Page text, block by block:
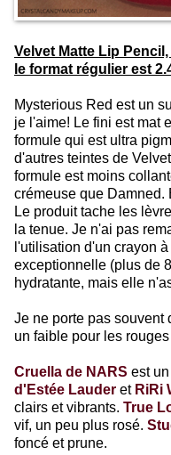
Velvet Matte Lip
le format régulier est
Mysterious Red est un
je l'aime! Le fini est mat
formule qui est ultra
d'autres teintes de
formule est moins
crémeuse que Damned.
Le produit tache les
la tenue. Je n'ai pas
l'utilisation d'un crayon
exceptionnelle (plus de
hydratante, mais elle
Je ne porte pas souvent
un faible pour les
Cruella de NARS est
d'Estée Lauder et RiRi
clairs et vibrants. True
vif, un peu plus rosé.
foncé et prune.